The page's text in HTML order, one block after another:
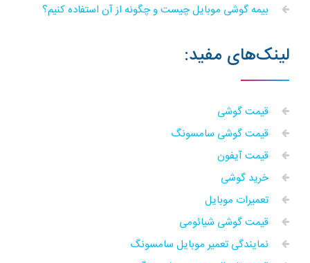
بیمه گوشی موبایل چیست و چگونه از آن استفاده کنیم؟
لینک‌های مفید:
قیمت گوشی
قیمت گوشی سامسونگ
قیمت آیفون
خرید گوشی
تعمیرات موبایل
قیمت گوشی شیائومی
نمایندگی تعمیر موبایل سامسونگ